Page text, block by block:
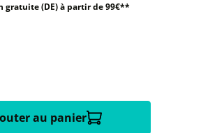
gratuite (DE) à partir de 99€**
au panier